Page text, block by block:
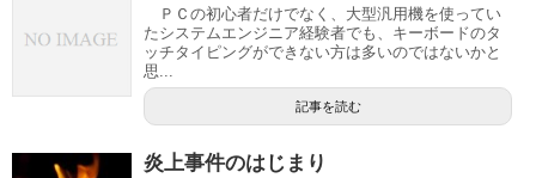
ＰＣの初心者だけでなく、大型汎用機を使ってい
たシステムエンジニア経験者でも、キーボードのタ
ッチタイピングができない方は多いのではないかと
思...
記事を読む
炎上事件のはじまり